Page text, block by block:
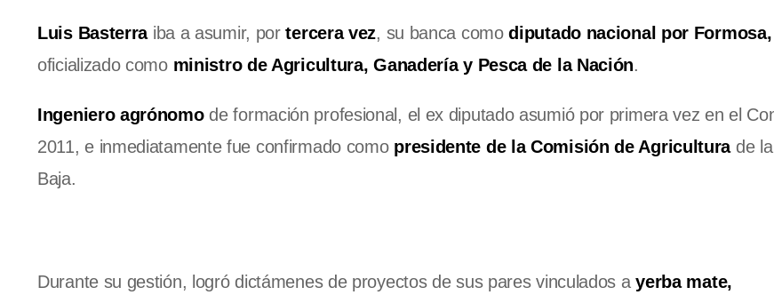
Luis Basterraiba a asumir, portercera vez, su banca comodiputado nacional por Formosa,
oficializado comoministro de Agricultura, Ganadería y Pesca de la Nación.
Ingeniero agrónomode formación profesional, el ex diputado asumió por primera vez en el
2011, e inmediatamente fue confirmado como presidente de la Comisión de Agriculturade la
Baja.
Durante su gestión, logró dictámenes de proyectos de sus pares vinculados ayerba mate,